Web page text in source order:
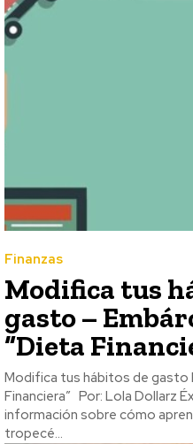
Finanzas
Modifica tus
gasto –
“Dieta
Modifica tus hábitos de gasto
Financiera” Por: Lola Dollarz Éxito Latino En busca de
información sobre cómo
tropecé...